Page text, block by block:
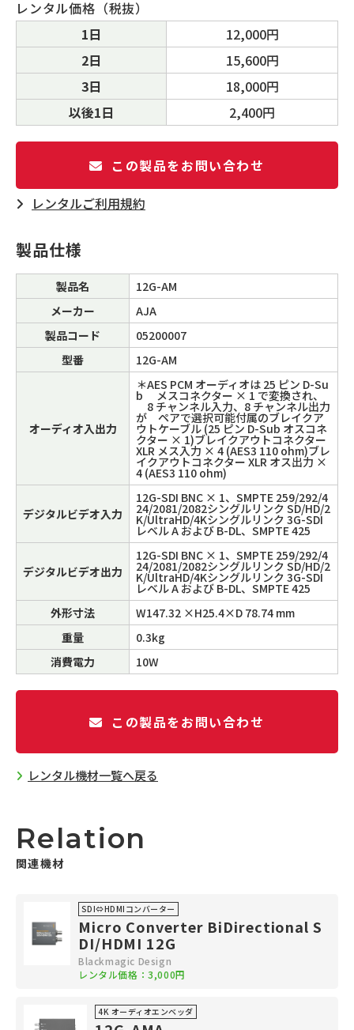
レンタル価格（税抜）
1日
12,000円
2日
15,600円
3日
18,000円
以後1日
2,400円
この製品をお問い合わせ
レンタルご利⽤規約
製品仕様
製品名
12G-AM
メーカー
AJA
製品コード
05200007
型番
12G-AM
オーディオ入出力
＊AES PCM オーディオは 25 ピン D-Su
b メスコネクター × 1 で変換され、
8 チャンネル入力、8 チャンネル出力
が ペアで選択可能付属のブレイクア
ウトケーブル (25 ピン D-Sub オスコネ
クター × 1)ブレイクアウトコネクター
XLR メス入力 × 4 (AES3 110 ohm)ブレ
イクアウトコネクター XLR オス出力 ×
4 (AES3 110 ohm)
デジタルビデオ入力
12G-SDI BNC × 1、SMPTE 259/292/4
24/2081/2082シングルリンク SD/HD/2
K/UltraHD/4Kシングルリンク 3G-SDI
レベル A および B-DL、SMPTE 425
デジタルビデオ出力
12G-SDI BNC × 1、SMPTE 259/292/4
24/2081/2082シングルリンク SD/HD/2
K/UltraHD/4Kシングルリンク 3G-SDI
レベル A および B-DL、SMPTE 425
外形寸法
W147.32 ×H25.4×D 78.74 mm
重量
0.3kg
消費電力
10W
この製品をお問い合わせ
レンタル機材一覧へ戻る
Relation
関連機材
SDI⇔HDMIコンバーター
Micro Converter BiDirectional S
DI/HDMI 12G
Blackmagic Design
レンタル価格：3,000円
4K オーディオエンベッダ